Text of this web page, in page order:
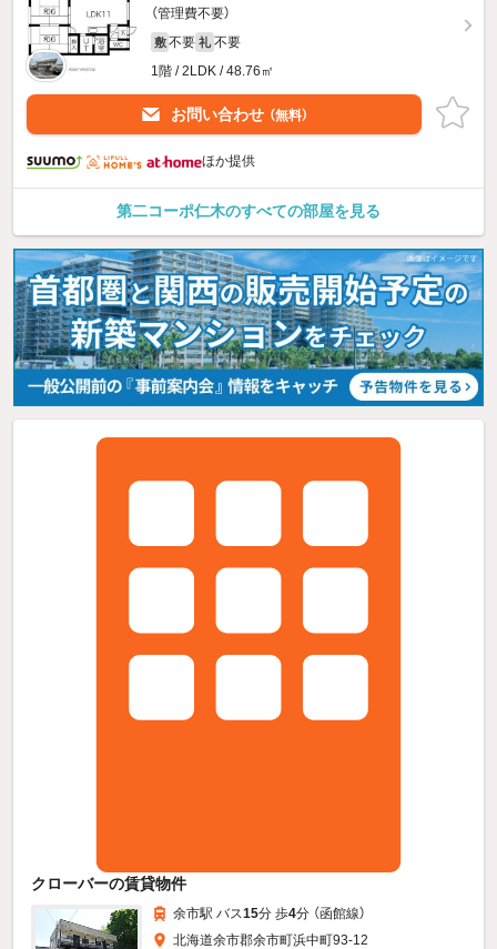
（管理費不要）
敷 不要 礼 不要
1階 / 2LDK / 48.76㎡
お問い合わせ （無料）
ほか提供
第二コーポ仁木のすべての部屋を見る
クローバーの賃貸物件
余市駅 バス15分 歩4分 （函館線）
北海道余市郡余市町浜中町93-12